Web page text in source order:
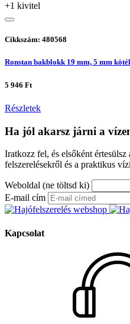
+1 kivitel
Cikkszám: 480568
Ronstan bakblokk 19 mm, 5 mm
5 946 Ft
Részletek
Ha jól akarsz járni a
Iratkozz fel, és elsőként
felszerelésekről és a praktikus
Weboldal (ne töltsd ki)
E-mail cím
Kapcsolat